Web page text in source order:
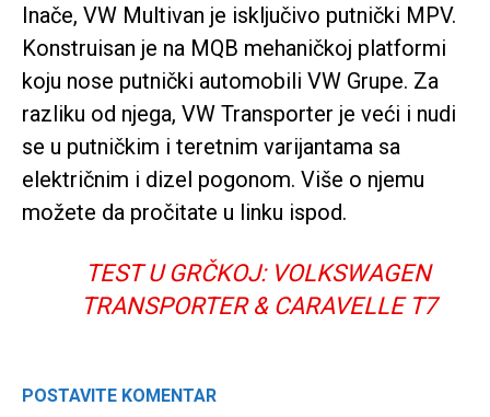
Inače, VW Multivan je isključivo putnički MPV.
Konstruisan je na MQB mehaničkoj platformi
koju nose putnički automobili VW Grupe. Za
razliku od njega, VW Transporter je veći i nudi
se u putničkim i teretnim varijantama sa
električnim i dizel pogonom. Više o njemu
možete da pročitate u linku ispod.
TEST U GRČKOJ: VOLKSWAGEN
TRANSPORTER & CARAVELLE T7
POSTAVITE KOMENTAR